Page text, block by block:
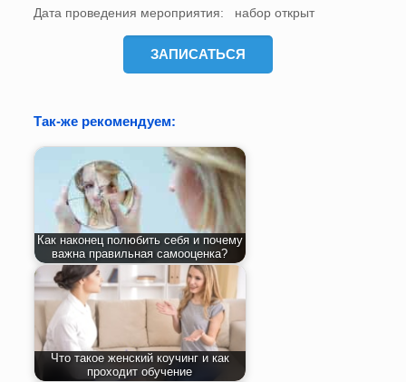
Дата проведения мероприятия: набор открыт
ЗАПИСАТЬСЯ
Так-же рекомендуем:
Как наконец полюбить себя и почему
важна правильная самооценка?
Что такое женский коучинг и как
проходит обучение